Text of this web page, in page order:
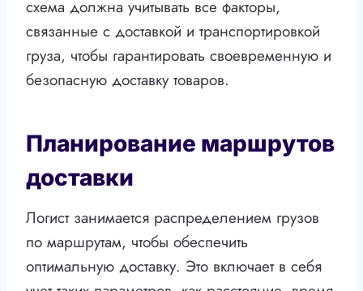
схема должна учитывать все факторы,
связанные с доставкой и транспортировкой
груза, чтобы гарантировать своевременную и
безопасную доставку товаров.
Планирование маршрутов
доставки
Логист занимается распределением грузов
по маршрутам, чтобы обеспечить
оптимальную доставку. Это включает в себя